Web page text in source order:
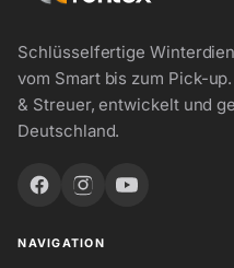
Schlüsselfertige
vom Smart bis zum Pick-
& Streuer, entwickelt und
Deutschland.
NAVIGATION